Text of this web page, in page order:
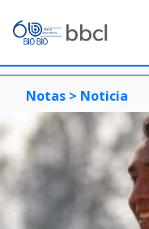
Notas > Noticia